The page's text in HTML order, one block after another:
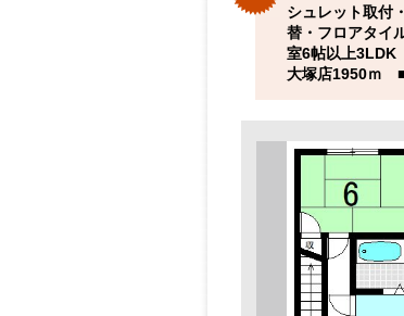
シュレット取付
替・フロアタイ
室6帖以上
大塚店1950ｍ ■